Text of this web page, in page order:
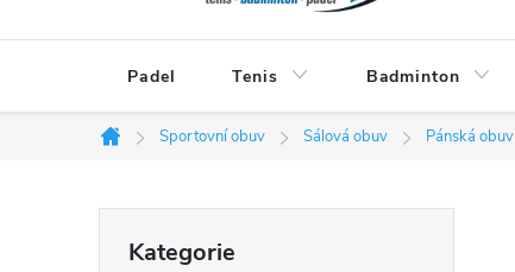
Padel Tenis Badminton
Domů
Sportovní obuv Sálová obuv Pánská obuv
kategorie
Kategorie